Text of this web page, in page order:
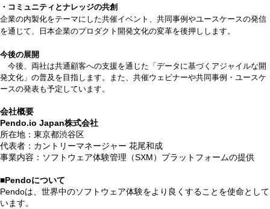
・コミュニティとナレッジの共創
企業の内製化をテーマにした共催イベント、共同事例やユースケースの発信
を通じて、日本企業のプロダクト開発文化の変革を後押しします。
今後の展開
今後、両社は共通顧客への支援を通じた「データに基づくアジャイルな開
発文化」の普及を目指します。また、共催ウェビナーや共同事例・ユースケ
ースの発表も予定しています。
会社概要
Pendo.io Japan株式会社
所在地：東京都渋谷区
代表者：カントリーマネージャー 花尾和成
事業内容：ソフトウェア体験管理（SXM）プラットフォームの提供
■Pendoについて
Pendoは、世界中のソフトウェア体験をより良くすることを使命として
います。